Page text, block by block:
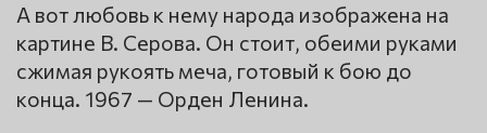
А вот любовь к нему народа изображена на
картине В. Серова. Он стоит, обеими руками
сжимая рукоять меча, готовый к бою до
конца. 1967 — Орден Ленина.